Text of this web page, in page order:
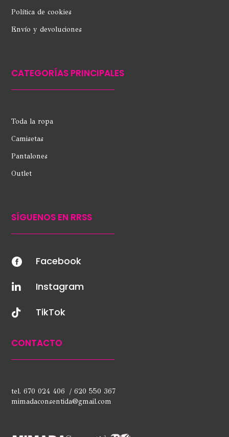
Política de cookies
Envío y devoluciones
CATEGORÍAS PRINCIPALES
Toda la ropa
Camisetas
Pantalones
Outlet
SÍGUENOS EN RRSS
 Facebook
 Instagram
 TikTok
CONTACTO
tel. 670 024 406 / 620 550 367
mimadaconsentida@gmail.com